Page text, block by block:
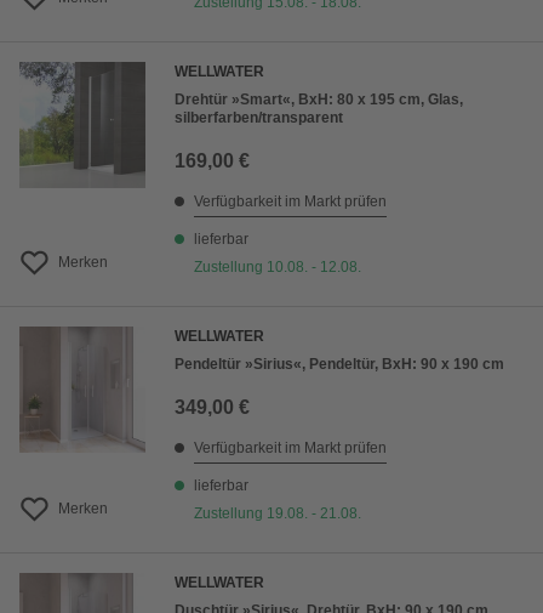
Merken
WELLWATER
Drehtür »Smart«, BxH: 80 x 195 cm, Glas,
silberfarben/transparent
169,00 €
Verfügbarkeit im Markt prüfen
lieferbar
Zustellung 10.08. - 12.08.
Merken
WELLWATER
Pendeltür »Sirius«, Pendeltür, BxH: 90 x 190 cm
349,00 €
Verfügbarkeit im Markt prüfen
lieferbar
Zustellung 19.08. - 21.08.
WELLWATER